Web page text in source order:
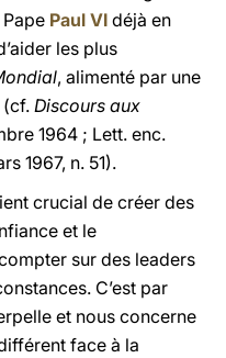
Paul VI déjà en
les plus
, alimenté par une
(cf. Discours aux
1964 ; Lett. enc.
1967, n. 51).
crucial de créer des
et le
sur des leaders
C’est par
et nous concerne
face à la